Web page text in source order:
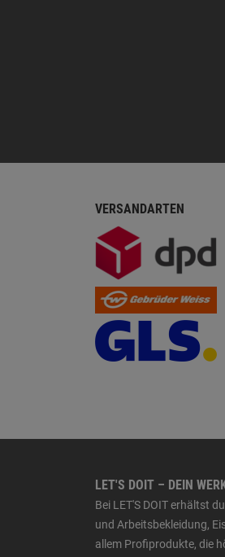
VERSANDARTEN
LET'S DOIT – DEIN
Bei LET'S DOIT erhältst
und Arbeitsbekleidung,
allem Profiprodukte, die